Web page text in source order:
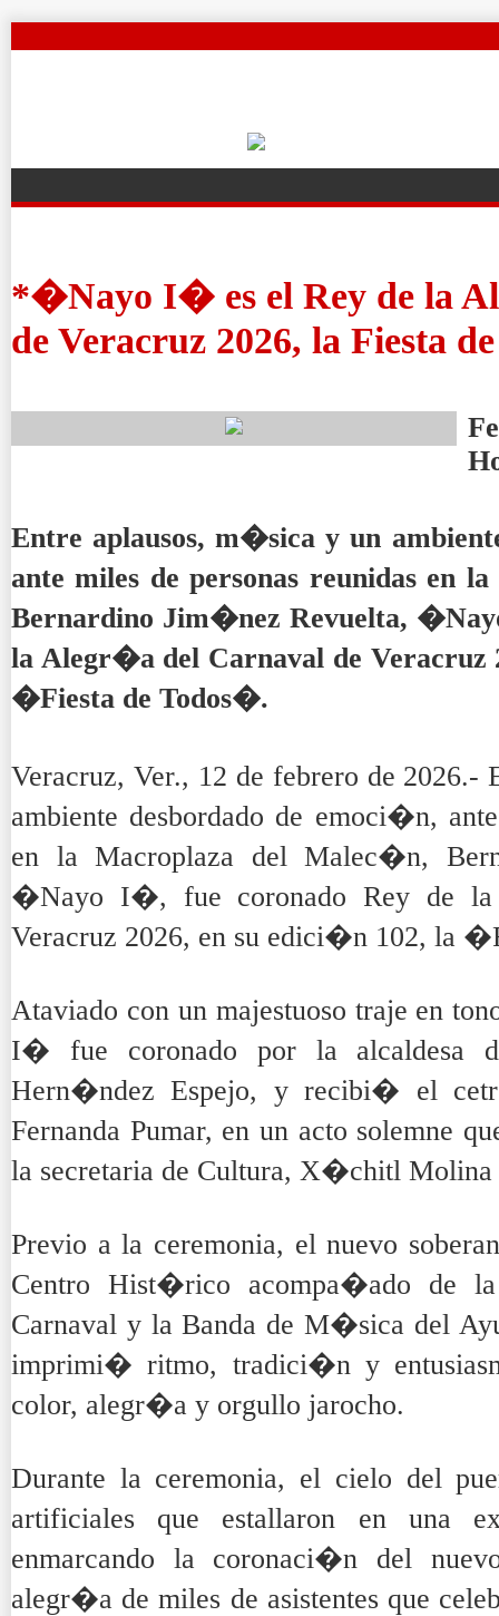
*�Nayo I� es el Rey de la
de Veracruz 2026, la Fiesta
Entre aplausos, m�sica y un
ante miles de personas reunidas en
Bernardino Jim�nez Revuelta,
la Alegr�a del Carnaval de Veracruz
�Fiesta de Todos�.
Veracruz, Ver., 12 de febrero de
ambiente desbordado de emoci�n,
en la Macroplaza del Malec�n,
�Nayo I�, fue coronado Rey de
Veracruz 2026, en su edici�n 102, la
Ataviado con un majestuoso traje en
I� fue coronado por la alcaldesa
Hern�ndez Espejo, y recibi� el
Fernanda Pumar, en un acto solemne
la secretaria de Cultura, X�chitl
Previo a la ceremonia, el nuevo
Centro Hist�rico acompa�ado de
Carnaval y la Banda de M�sica del
imprimi� ritmo, tradici�n y
color, alegr�a y orgullo jarocho.
Durante la ceremonia, el cielo del
artificiales que estallaron en una
enmarcando la coronaci�n del
alegr�a de miles de asistentes que